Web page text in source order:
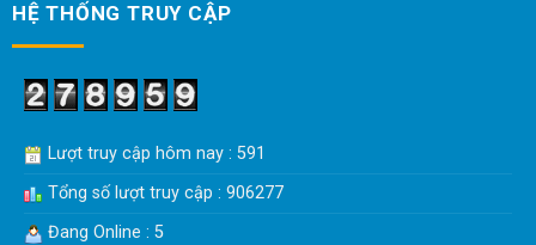
HỆ THỐNG TRUY CẬP
Lượt truy cập hôm nay : 591
Tổng số lượt truy cập : 906277
Đang Online : 5